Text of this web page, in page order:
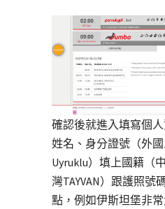
確認後就進入填寫個
姓名、身分證號（外國
Uyruklu）填上國籍（
灣TAYVAN）跟護照號
點，例如伊斯坦堡非